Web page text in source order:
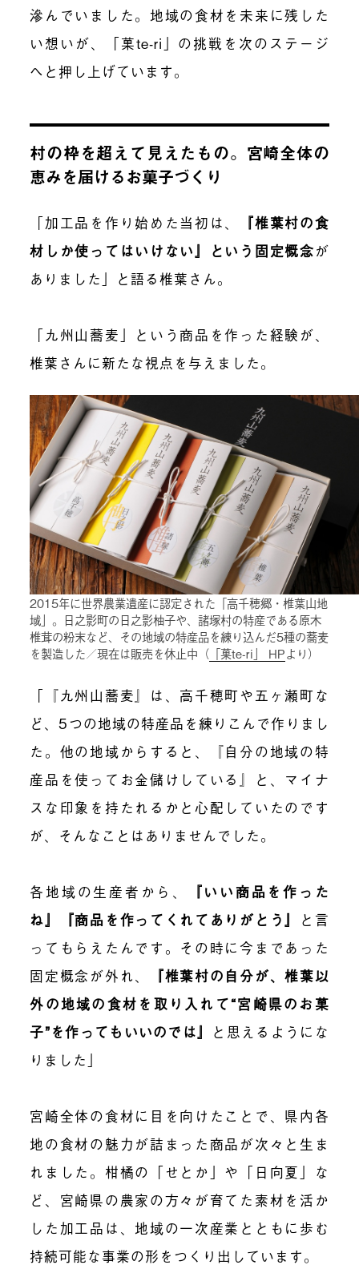
滲んでいました。地域の食材を未来に残した
い想いが、「菓te-ri」の挑戦を次のステージ
へと押し上げています。
村の枠を超えて見えたもの。宮崎全体の
恵みを届けるお菓子づくり
「加工品を作り始めた当初は、
『椎葉村の食
材しか使ってはいけない』という固定概念が
ありました」と語る椎葉さん。
「九州山蕎麦」という商品 を作った経験が、
椎葉さんに新たな視点を与えました。
2015年に世界農業遺産に認定された「高千穂郷・椎葉山地
域」。日之影町の日之影柚子や、諸塚村の特産である原木
椎茸の粉末など、その地域の特産品を練り込んだ5種の蕎麦
を製造した／現在は販売を休止中（ 「菓te-ri」 HPより）
「『九州山蕎麦』は、高千穂町や五ヶ瀬町な
ど、5つの地域の特産品を練りこんで作りまし
た。他の地域からすると、『自分の地域の特
産品を使ってお金儲けしている』と、マイナ
スな印象を持たれるかと心配していたのです
が、そんなことはありませんでした。
各地域の生産者から、
『いい商品を作った
ね』『商品を作ってくれてありがとう』
と言
ってもらえたんです 。 その時に今まであった
固定概念が外れ、
『椎葉村の自分が、椎葉以
外の地域の食材を取り入れて“宮崎県のお菓
子”を作ってもいいのでは』 と思えるようにな
りました」
宮崎全体の食材に目を向けたことで、県内各
地の食材の魅力が詰まった商品が次々と生ま
れました。柑橘の「せとか」や「日向夏」な
ど、宮崎県の農家の方々が育てた素材を活か
した加工品は、地域の一次産業とともに歩む
持続可能な事業の形をつくり出しています。